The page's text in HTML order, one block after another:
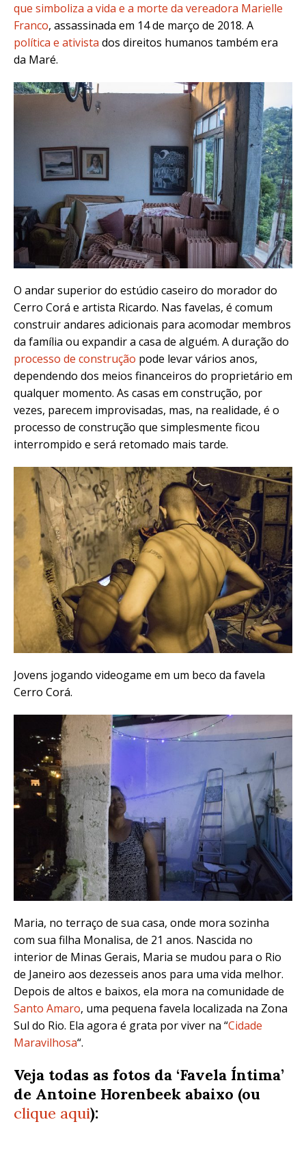
que simboliza a vida e a morte da vereadora Marielle
Franco, assassinada em 14 de março de 2018. A
política e ativista dos direitos humanos também era
da Maré.
O andar superior do estúdio caseiro do morador do
Cerro Corá e artista Ricardo. Nas favelas, é comum
construir andares adicionais para acomodar membros
da família ou expandir a casa de alguém. A duração do
processo de construção pode levar vários anos,
dependendo dos meios financeiros do proprietário em
qualquer momento. As casas em construção, por
vezes, parecem improvisadas, mas, na realidade, é o
processo de construção que simplesmente ficou
interrompido e será retomado mais tarde.
Jovens jogando videogame em um beco da favela
Cerro Corá.
Maria, no terraço de sua casa, onde mora sozinha
com sua filha Monalisa, de 21 anos. Nascida no
interior de Minas Gerais, Maria se mudou para o Rio
de Janeiro aos dezesseis anos para uma vida melhor.
Depois de altos e baixos, ela mora na comunidade de
Santo Amaro, uma pequena favela localizada na Zona
Sul do Rio. Ela agora é grata por viver na “Cidade
Maravilhosa“.
Veja todas as fotos da ‘Favela Íntima’
de Antoine Horenbeek abaixo (ou
clique aqui):